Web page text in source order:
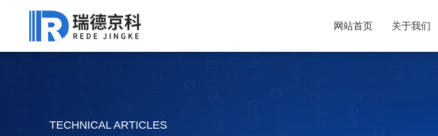
网站首页 关于我们
TECHNICAL ARTICLES